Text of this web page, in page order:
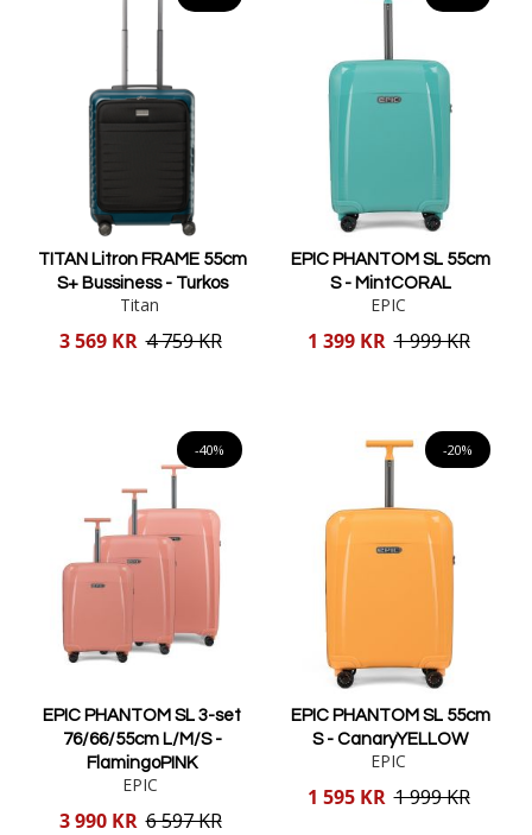
TITAN Litron FRAME 55cm
S+ Bussiness - Turkos
Titan
Reducerat
3 569 KR 4 759 KR
EPIC PHANTOM SL 55cm
S - MintCORAL
EPIC
Reducerat
1 399 KR 1 999 KR
-40%
EPIC PHANTOM SL 3-set
76/66/55cm L/M/S -
FlamingoPINK
EPIC
Reducerat
3 990 KR 6 597 KR
-20%
EPIC PHANTOM SL 55cm
S - CanaryYELLOW
EPIC
Reducerat
1 595 KR 1 999 KR